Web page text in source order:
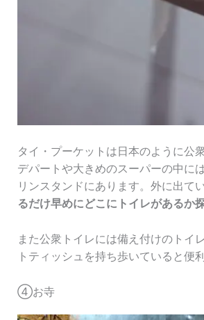
タイ・プーケットは日本のように公
デパートや大きめのスーパーの中に
リンスタンドにあります。外に出て
るだけ早めにどこにトイレがあるか
また公衆トイレには備え付けのトイ
トティッシュを持ち歩いていると便
④お寺